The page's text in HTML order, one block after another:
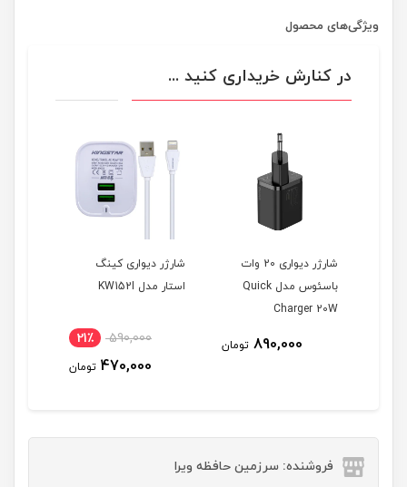
ویژگی‌های محصول
در کنارش خریداری کنید ...
شارژر دیواری 20 وات
باسئوس مدل Quick
Charger 20W
890,000 تومان
شارژر دیواری کینگ
استار مدل KW152I
590,000 21٪
470,000 تومان
فروشنده: سرزمین حافظه ویرا